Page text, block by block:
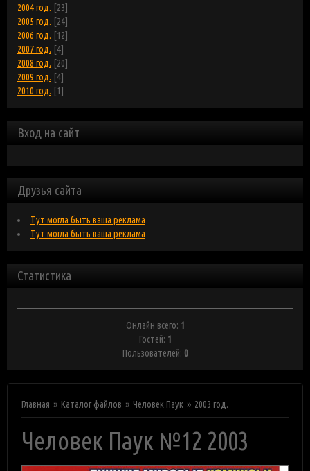
2004 год. [23]
2005 год. [24]
2006 год. [12]
2007 год. [4]
2008 год. [20]
2009 год. [4]
2010 год. [1]
Вход на сайт
Друзья сайта
Тут могла быть ваша реклама
Тут могла быть ваша реклама
Статистика
Онлайн всего: 1
Гостей: 1
Пользователей: 0
Главная Каталог файлов Человек Паук 2003 год.
Человек Паук №12 2003